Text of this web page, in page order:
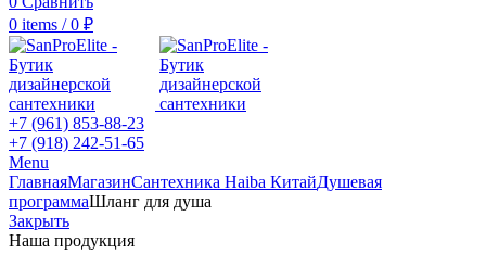
0 items / 0 ₽
+7 (961) 853-88-23
+7 (918) 242-51-65
Menu
ГлавнаяМагазинСантехника Haiba КитайДушевая
программаШланг для душа
Закрыть
Наша продукция